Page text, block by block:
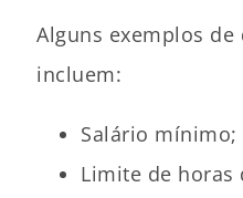
Alguns exemplos
incluem:
Salário mínimo;
Limite de horas